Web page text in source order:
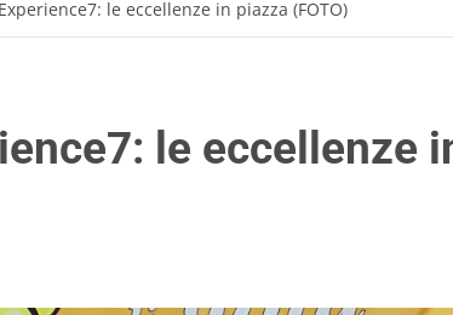
le eccellenze in piazza (FOTO)
le eccellenze